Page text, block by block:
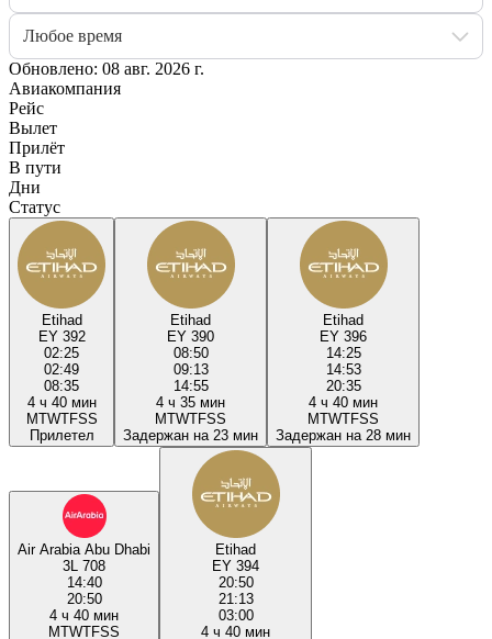
Любое время
Обновлено: 08 авг. 2026 г.
Авиакомпания
Рейс
Вылет
Прилёт
В пути
Дни
Статус
Etihad
EY 392
02:25
02:49
08:35
4 ч 40 мин
MTWTFSS
Прилетел
Etihad
EY 390
08:50
09:13
14:55
4 ч 35 мин
MTWTFSS
Задержан на 23 мин
Etihad
EY 396
14:25
14:53
20:35
4 ч 40 мин
MTWTFSS
Задержан на 28 мин
Air Arabia Abu Dhabi
3L 708
14:40
20:50
4 ч 40 мин
MTWTFSS
Etihad
EY 394
20:50
21:13
03:00
4 ч 40 мин